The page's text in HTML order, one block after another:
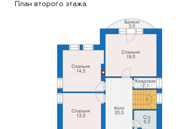
План второго этажа